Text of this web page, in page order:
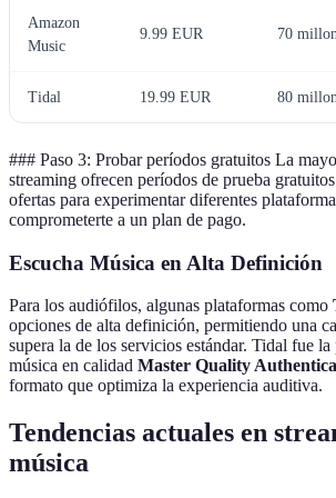
Amazon
Music
9.99 EUR 70
Tidal 19.99 EUR 80
### Paso 3: Probar períodos gratuitos La
streaming ofrecen períodos de prueba
ofertas para experimentar diferentes
comprometerte a un plan de pago.
Escucha Música en Alta Definición
Para los audiófilos, algunas plataformas como
opciones de alta definición, permitiendo una
supera la de los servicios estándar. Tidal fue
música en calidad Master Quality
formato que optimiza la experiencia auditiva.
Tendencias actuales en
música